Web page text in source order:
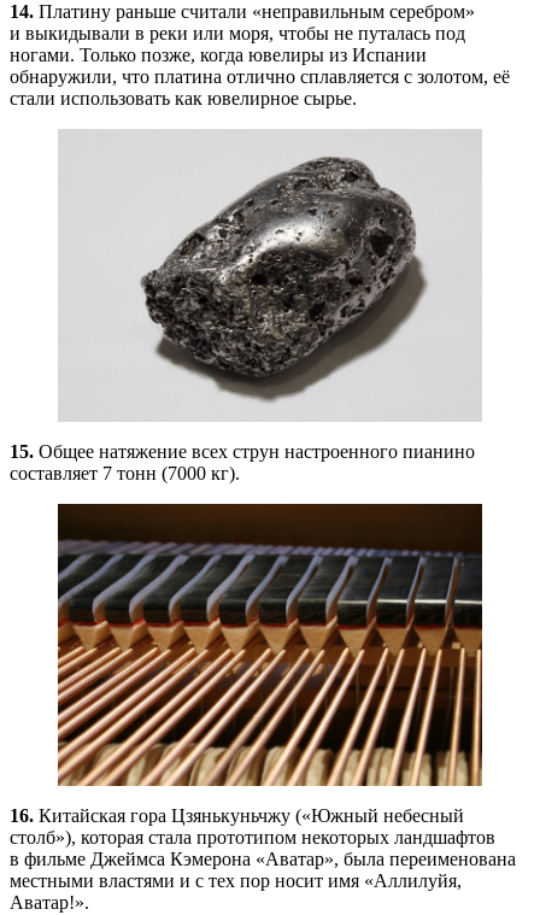
14. Платину раньше считали «неправильным серебром»
и выкидывали в реки или моря, чтобы не путалась под
ногами. Только позже, когда ювелиры из Испании
обнаружили, что платина отлично сплавляется с золотом, её
стали использовать как ювелирное сырье.
15. Общее натяжение всех струн настроенного пианино
составляет 7 тонн (7000 кг).
16. Китайская гора Цзянькуньчжу («Южный небесный
столб»), которая стала прототипом некоторых ландшафтов
в фильме Джеймса Кэмерона «Аватар», была переименована
местными властями и с тех пор носит имя «Аллилуйя,
Аватар!».